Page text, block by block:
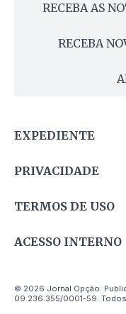
RECEBA AS
RECEBA
EXPEDIENTE
PRIVACIDADE
TERMOS DE USO
ACESSO INTERNO
© 2026 Jornal Opção.
09.236.355/0001-59.